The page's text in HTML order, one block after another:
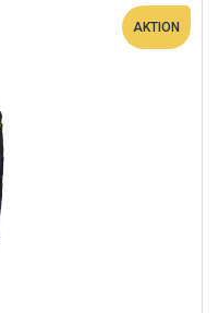
AKTION